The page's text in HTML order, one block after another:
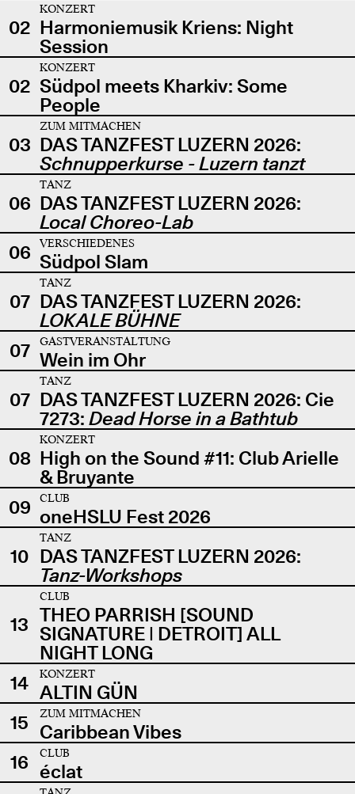
02
KONZERT
Harmoniemusik Kriens: Night
Session
02
KONZERT
Südpol meets Kharkiv: Some
People
03
ZUM MITMACHEN
DAS TANZFEST LUZERN 2026:
Schnupperkurse - Luzern tanzt
06
TANZ
DAS TANZFEST LUZERN 2026:
Local Choreo-Lab
06
VERSCHIEDENES
Südpol Slam
07
TANZ
DAS TANZFEST LUZERN 2026:
LOKALE BÜHNE
07
GASTVERANSTALTUNG
Wein im Ohr
07
TANZ
DAS TANZFEST LUZERN 2026: Cie
7273: Dead Horse in a Bathtub
08
KONZERT
High on the Sound #11: Club Arielle
& Bruyante
09
CLUB
oneHSLU Fest 2026
10
TANZ
DAS TANZFEST LUZERN 2026:
Tanz-Workshops
13
CLUB
THEO PARRISH [SOUND
SIGNATURE | DETROIT] ALL
NIGHT LONG
14
KONZERT
ALTIN GÜN
15
ZUM MITMACHEN
Caribbean Vibes
16
CLUB
éclat